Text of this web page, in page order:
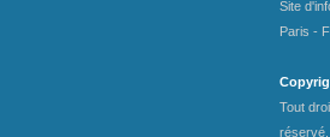
Site
Paris -
Tout
réservé.